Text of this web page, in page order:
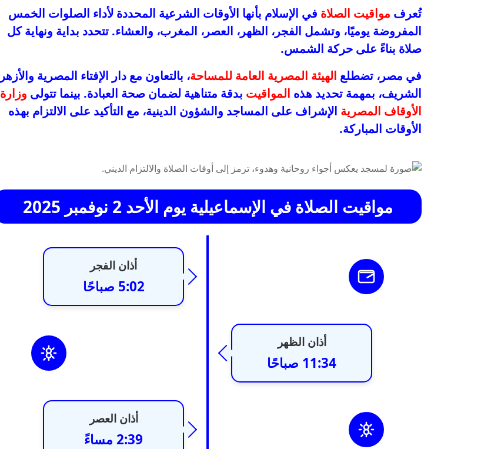
تُعرف مواقيت الصلاة في الإسلام بأنها الأوقات الشرعية المحددة لأداء الصلوات الخمس
المفروضة يوميًا، وتشمل الفجر، الظهر، العصر، المغرب، والعشاء. تتحدد بداية ونهاية كل
صلاة بناءً على حركة الشمس.
في مصر، تضطلع الهيئة المصرية العامة للمساحة، بالتعاون مع دار الإفتاء المصرية والأزهر
الشريف، بمهمة تحديد هذه المواقيت بدقة متناهية لضمان صحة العبادة. بينما تتولى وزارة
الأوقاف المصرية الإشراف على المساجد والشؤون الدينية، مع التأكيد على الالتزام بهذه
الأوقات المباركة.
مواقيت الصلاة في الإسماعيلية يوم الأحد 2 نوفمبر 2025
أذان الفجر
5:02 صباحًا
أذان الظهر
11:34 صباحًا
أذان العصر
2:39 مساءً